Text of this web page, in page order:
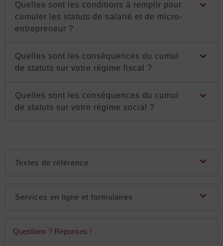
Quelles sont les conditions à remplir pour
cumuler les statuts de salarié et de micro-
entrepreneur ?
Quelles sont les conséquences du cumul
de statuts sur votre régime fiscal ?
Quelles sont les conséquences du cumul
de statuts sur votre régime social ?
Textes de référence
Services en ligne et formulaires
Questions ? Réponses !